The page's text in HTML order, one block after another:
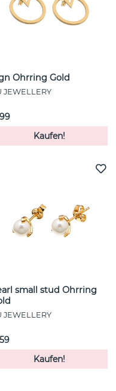
Ohrring Gold
JEWELLERY
Kaufen!
small stud Ohrring
JEWELLERY
Kaufen!